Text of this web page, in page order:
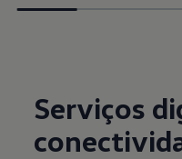
Serviços